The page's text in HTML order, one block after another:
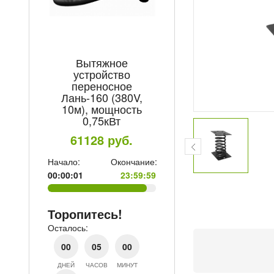
Вытяжное
устройство
переносное
Лань-160 (380V,
10м), мощность
0,75кВт
61128 руб.
Начало:
00:00:01
Окончание:
23:59:59
Торопитесь!
Осталось:
00
ДНЕЙ
05
ЧАСОВ
00
МИНУТ
Электроды
504.8
Начало:
00:00:01